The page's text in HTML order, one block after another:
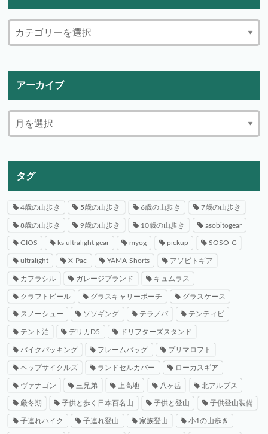
アーカイブ
タグ
4歳の山歩き 5歳の山歩き 6歳の山歩き 7歳の山歩き
8歳の山歩き 9歳の山歩き 10歳の山歩き asobitogear
GIOS ks ultralight gear myog pickup SOSO-G
ultralight X-Pac YAMA-Shorts アソビトギア
カフラシル ガレージブランド キュムラス
クラフトビール グラスキャリーポーチ グラスケース
スノーシュー ソソギング テラノバ テンティピ
テント泊 デリカD5 ドリフターズスタンド
バイクパッキング フレームバッグ プリマロフト
ペップサイクルズ ランドセルカバー ローカスギア
ヴァナゴン 三兄弟 上高地 八ヶ岳 北アルプス
厳冬期 子供と歩く日本百名山 子供と登山 子供登山装備
子連れハイク 子連れ登山 家族登山 小1の山歩き